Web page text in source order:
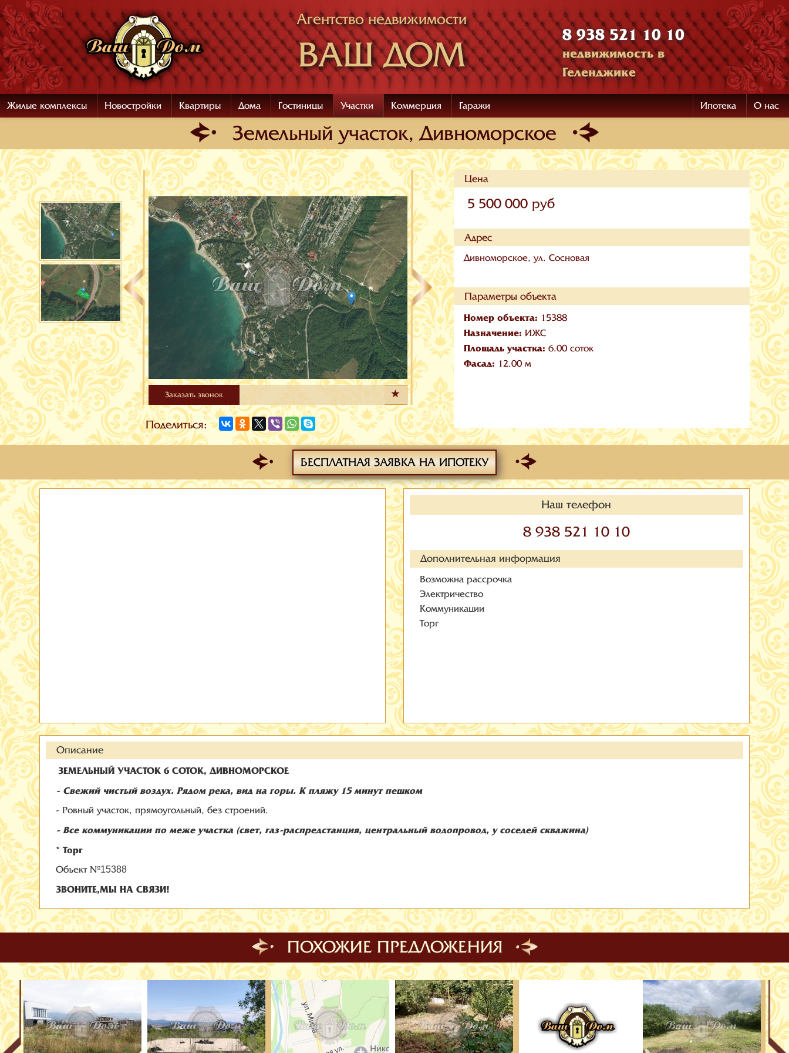
Агентство недвижимости
ВАШ ДОМ
8 938 521 10 10
недвижимость в
Геленджике
Жилые комплексы Новостройки Квартиры Дома Гостиницы Участки Коммерция Гаражи О нас
Ипотека
Земельный участок, Дивноморское
Заказать звонок
Поделиться:
Цена
5 500 000 руб
Адрес
Дивноморское, ул. Сосновая
Параметры объекта
Номер объекта: 15388
Назначение: ИЖС
Площадь участка: 6.00 соток
Фасад: 12.00 м
БЕСПЛАТНАЯ ЗАЯВКА НА ИПОТЕКУ
Наш телефон
8 938 521 10 10
Дополнительная информация
Возможна рассрочка
Электричество
Коммуникации
Торг
Описание
ЗЕМЕЛЬНЫЙ УЧАСТОК 6 СОТОК, ДИВНОМОРСКОЕ
- Свежий чистый воздух. Рядом река, вид на горы. К пляжу 15 минут пешком
- Ровный участок, прямоугольный, без строений.
- Все коммуникации по меже участка (свет, газ-распредстанция, центральный водопровод, у соседей скважина)
* Торг
Объект №15388
ЗВОНИТЕ,МЫ НА СВЯЗИ!
ПОХОЖИЕ ПРЕДЛОЖЕНИЯ